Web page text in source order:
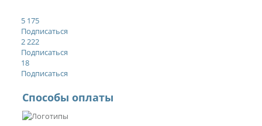
5 175
Подписаться
2 222
Подписаться
18
Подписаться
Способы оплаты